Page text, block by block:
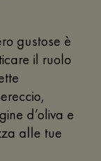
gustose è
il ruolo
d’oliva e
alle tue